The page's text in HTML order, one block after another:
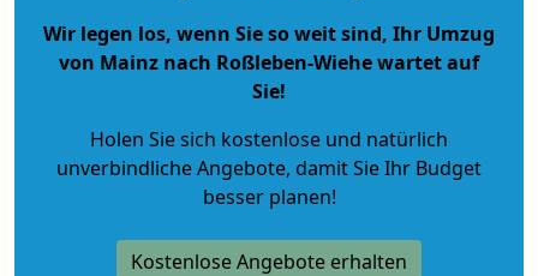
Wir legen los, wenn Sie so weit sind, Ihr Umzug
von Mainz nach Roßleben-Wiehe wartet auf
Sie!
Holen Sie sich kostenlose und natürlich
unverbindliche Angebote, damit Sie Ihr Budget
besser planen!
Kostenlose Angebote erhalten